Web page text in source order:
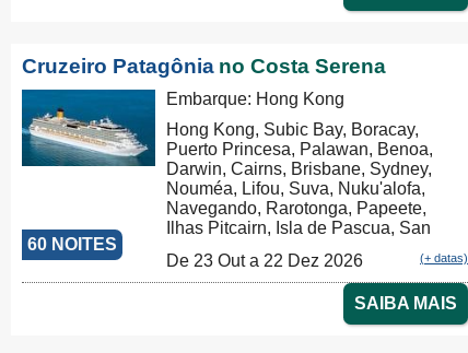
Cruzeiro Patagônia no Costa Serena
60 NOITES
Embarque: Hong Kong
Hong Kong, Subic Bay, Boracay,
Puerto Princesa, Palawan, Benoa,
Darwin, Cairns, Brisbane, Sydney,
Nouméa, Lifou, Suva, Nuku'alofa,
Navegando, Rarotonga, Papeete,
Ilhas Pitcairn, Isla de Pascua, San
Chacabuco, Punta Arenas, Ushuaia,
Puerto Madryn, Buenos Aires
De 23 Out a 22 Dez 2026 (+ datas)
SAIBA MAIS